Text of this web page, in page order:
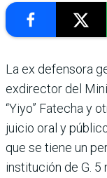
La ex defensora
exdirector del
“Yiyo” Fatecha y
juicio oral y
que se tiene un
institución de G. 5